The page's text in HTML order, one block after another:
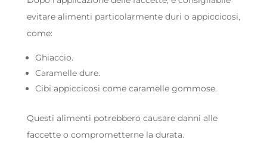
evitare alimenti particolarmente duri o appiccicosi,
come:
Ghiaccio.
Caramelle dure.
Cibi appiccicosi come caramelle gommose.
Questi alimenti potrebbero causare danni alle
faccette o comprometterne la durata.